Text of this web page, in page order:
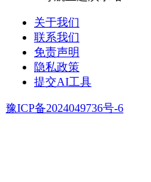
关于我们
联系我们
免责声明
隐私政策
提交AI工具
豫ICP备2024049736号-6